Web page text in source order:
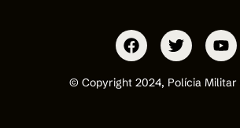
© Copyright 2024, Polícia Militar